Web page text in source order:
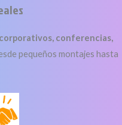
conferencias,
pequeños montajes hasta